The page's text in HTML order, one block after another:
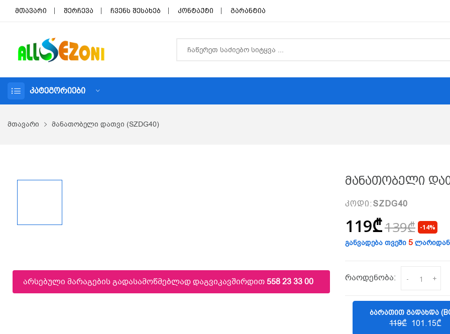
მთავარი შერჩევა ჩვენს შესახებ კონტაქტი გარანტია
ᲙᲐᲢᲔᲒᲝᲠᲘᲔᲑᲘ
მთავარი მანათობელი დათვი (SZDG40)
არსებული მარაგების გადასამოწმებლად დაგვიკავშირდით558 23 33 00
Მანათობელი
კოდი: SZDG40
119₾139₾ -14%
განვადება თვეში 5 ლარიდან
რაოდენობა: - +
ᲑᲐᲠᲐᲗᲘᲗ ᲒᲐᲓᲐᲮᲓᲐ
119₾ 101.15₾